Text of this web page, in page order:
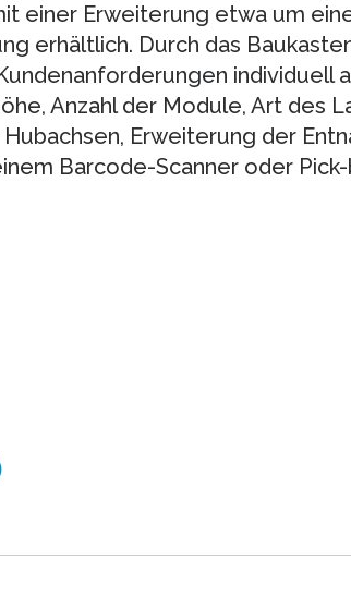
einer Erweiterung etwa um
erhältlich. Durch das
individuell
Anzahl der Module, Art des
Erweiterung der
Barcode-Scanner oder